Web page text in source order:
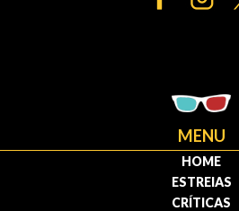
MENU
HOME
ESTREIAS
CRÍTICAS